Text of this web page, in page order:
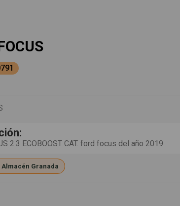
2.3 ECOBOOST CAT. ford focus del año 2019
Granada